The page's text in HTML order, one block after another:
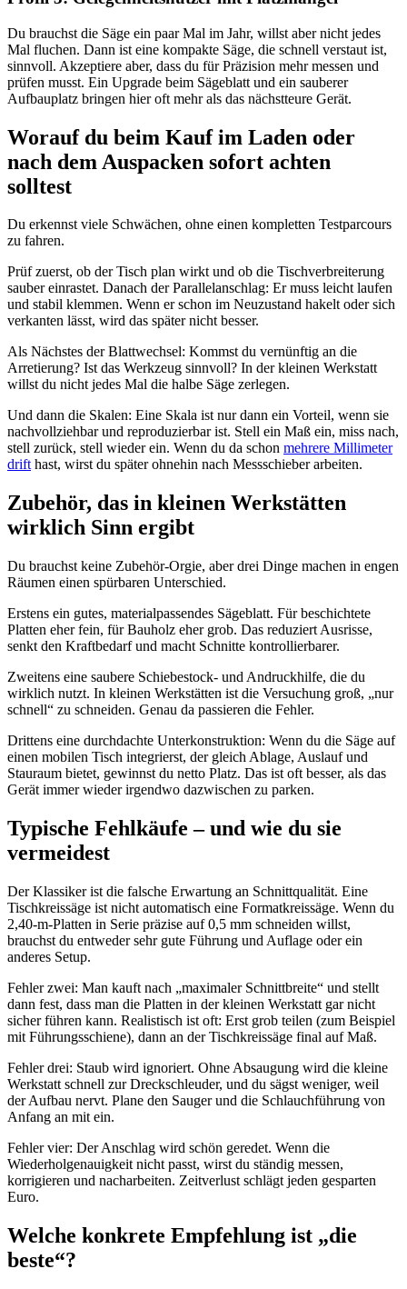
Du brauchst die Säge ein paar Mal im Jahr, willst aber nicht jedes
Mal fluchen. Dann ist eine kompakte Säge, die schnell verstaut ist,
sinnvoll. Akzeptiere aber, dass du für Präzision mehr messen und
prüfen musst. Ein Upgrade beim Sägeblatt und ein sauberer
Aufbauplatz bringen hier oft mehr als das nächstteure Gerät.
Worauf du beim Kauf im Laden oder
nach dem Auspacken sofort achten
solltest
Du erkennst viele Schwächen, ohne einen kompletten Testparcours
zu fahren.
Prüf zuerst, ob der Tisch plan wirkt und ob die Tischverbreiterung
sauber einrastet. Danach der Parallelanschlag: Er muss leicht laufen
und stabil klemmen. Wenn er schon im Neuzustand hakelt oder sich
verkanten lässt, wird das später nicht besser.
Als Nächstes der Blattwechsel: Kommst du vernünftig an die
Arretierung? Ist das Werkzeug sinnvoll? In der kleinen Werkstatt
willst du nicht jedes Mal die halbe Säge zerlegen.
Und dann die Skalen: Eine Skala ist nur dann ein Vorteil, wenn sie
nachvollziehbar und reproduzierbar ist. Stell ein Maß ein, miss nach,
stell zurück, stell wieder ein. Wenn du da schon mehrere Millimeter
drifthast, wirst du später ohnehin nach Messschieber arbeiten.
Zubehör, das in kleinen Werkstätten
wirklich Sinn ergibt
Du brauchst keine Zubehör-Orgie, aber drei Dinge machen in engen
Räumen einen spürbaren Unterschied.
Erstens ein gutes, materialpassendes Sägeblatt. Für beschichtete
Platten eher fein, für Bauholz eher grob. Das reduziert Ausrisse,
senkt den Kraftbedarf und macht Schnitte kontrollierbarer.
Zweitens eine saubere Schiebestock- und Andruckhilfe, die du
wirklich nutzt. In kleinen Werkstätten ist die Versuchung groß, „nur
schnell“ zu schneiden. Genau da passieren die Fehler.
Drittens eine durchdachte Unterkonstruktion: Wenn du die Säge auf
einen mobilen Tisch integrierst, der gleich Ablage, Auslauf und
Stauraum bietet, gewinnst du netto Platz. Das ist oft besser, als das
Gerät immer wieder irgendwo dazwischen zu parken.
Typische Fehlkäufe – und wie du sie
vermeidest
Der Klassiker ist die falsche Erwartung an Schnittqualität. Eine
Tischkreissäge ist nicht automatisch eine Formatkreissäge. Wenn du
2,40-m-Platten in Serie präzise auf 0,5 mm schneiden willst,
brauchst du entweder sehr gute Führung und Auflage oder ein
anderes Setup.
Fehler zwei: Man kauft nach „maximaler Schnittbreite“ und stellt
dann fest, dass man die Platten in der kleinen Werkstatt gar nicht
sicher führen kann. Realistisch ist oft: Erst grob teilen (zum Beispiel
mit Führungsschiene), dann an der Tischkreissäge final auf Maß.
Fehler drei: Staub wird ignoriert. Ohne Absaugung wird die kleine
Werkstatt schnell zur Dreckschleuder, und du sägst weniger, weil
der Aufbau nervt. Plane den Sauger und die Schlauchführung von
Anfang an mit ein.
Fehler vier: Der Anschlag wird schön geredet. Wenn die
Wiederholgenauigkeit nicht passt, wirst du ständig messen,
korrigieren und nacharbeiten. Zeitverlust schlägt jeden gesparten
Euro.
Welche konkrete Empfehlung ist „die
beste“?